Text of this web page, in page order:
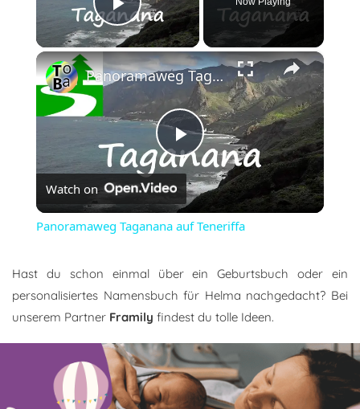
Play Video
×
Play
Video
Panoramaweg Taganana auf Teneriffa
Watch on
Panoramaweg Taganana auf Teneriffa
Hast du schon einmal über ein Geburtsbuch oder ein
personalisiertes Namensbuch für Helma nachgedacht? Bei
unserem Partner Framily findest du tolle Ideen.